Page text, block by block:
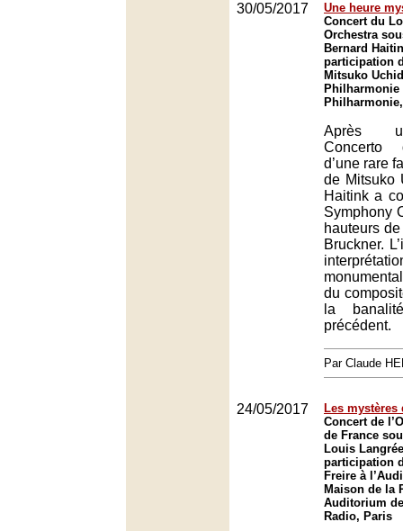
30/05/2017
Une heure
Concert du
Orchestra
Bernard
participation
Mitsuko
Philharmonie
Après
Concerto
d’une rare
de Mitsuko
Haitink a
Symphony
hauteurs
Bruckner.
du
la
précédent.
Par Claude
24/05/2017
Les mystères
Concert de
de France
Louis
participation
Freire à
Maison de la
Auditorium
Radio, Paris